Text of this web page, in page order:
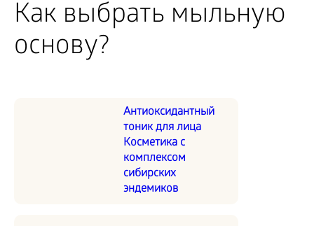
Как выбрать мыльную
основу?
Антиоксидантный
тоник для лица
Косметика с
комплексом
сибирских
эндемиков